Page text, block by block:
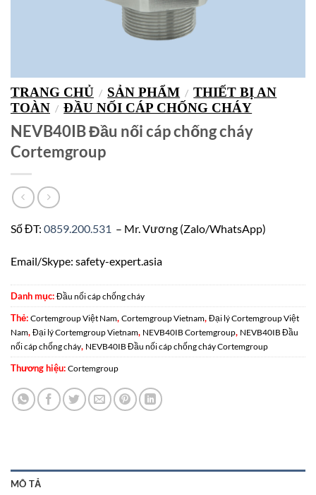
TRANG CHỦ / SẢN PHẨM / THIẾT BỊ AN
TOÀN / ĐẦU NỐI CÁP CHỐNG CHÁY
NEVB40IB Đầu nối cáp chống cháy
Cortemgroup
Số ĐT: 0859.200.531 – Mr. Vương (Zalo/WhatsApp)
Email/Skype: safety-expert.asia
Danh mục: Đầu nối cáp chống cháy
Thẻ: Cortemgroup Việt Nam, Cortemgroup Vietnam, Đại lý Cortemgroup Việt
Nam, Đại lý Cortemgroup Vietnam, NEVB40IB Cortemgroup, NEVB40IB Đầu
nối cáp chống cháy, NEVB40IB Đầu nối cáp chống cháy Cortemgroup
Thương hiệu: Cortemgroup
MÔ TẢ